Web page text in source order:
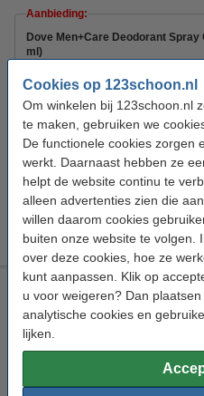
Cookies op 123schoon.nl
Om winkelen bij 123schoon.nl
te maken, gebruiken we
De functionele cookies zorgen
werkt. Daarnaast hebben ze
helpt de website continu te
alleen advertenties zien die
willen daarom cookies
buiten onze website te volgen.
over deze cookies, hoe ze
kunt aanpassen. Klik op
u voor weigeren? Dan
analytische cookies en
lijken.
Aanbieding:
Dove Men+Care Deodorant
ml)
Bestel mee:
Dove Handzeep Original (250 ml)
€ 2,49
Dove Men+Care douchegel Extra
€ 2,49
Dove Hydraterende Bodylotion
Dove Men+Care Deodorant
Dove
Bekijk de
Direct
Morgen in